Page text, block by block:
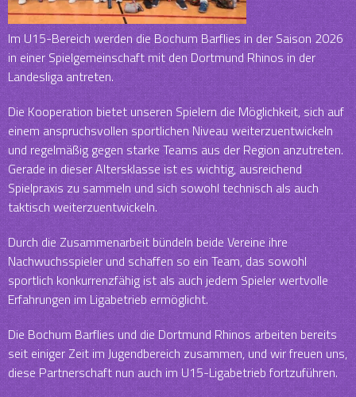
Im U15-Bereich werden die Bochum Barflies in der Saison 2026
in einer Spielgemeinschaft mit den Dortmund Rhinos in der
Landesliga antreten.
Die Kooperation bietet unseren Spielern die Möglichkeit, sich auf
einem anspruchsvollen sportlichen Niveau weiterzuentwickeln
und regelmäßig gegen starke Teams aus der Region anzutreten.
Gerade in dieser Altersklasse ist es wichtig, ausreichend
Spielpraxis zu sammeln und sich sowohl technisch als auch
taktisch weiterzuentwickeln.
Durch die Zusammenarbeit bündeln beide Vereine ihre
Nachwuchsspieler und schaffen so ein Team, das sowohl
sportlich konkurrenzfähig ist als auch jedem Spieler wertvolle
Erfahrungen im Ligabetrieb ermöglicht.
Die Bochum Barflies und die Dortmund Rhinos arbeiten bereits
seit einiger Zeit im Jugendbereich zusammen, und wir freuen uns,
diese Partnerschaft nun auch im U15-Ligabetrieb fortzuführen.